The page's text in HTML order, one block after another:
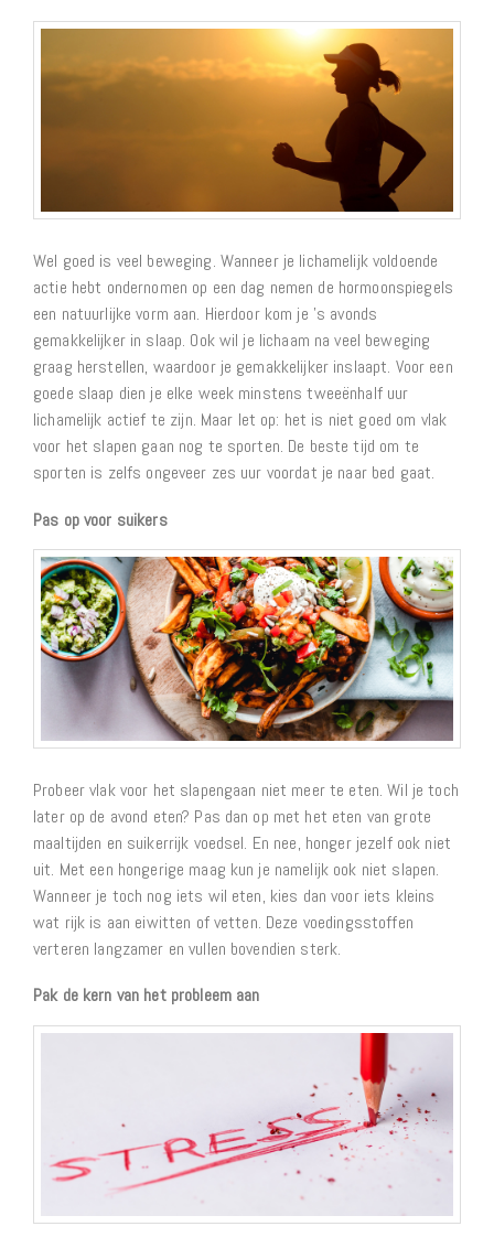
Wel goed is veel beweging. Wanneer je lichamelijk voldoende
actie hebt ondernomen op een dag nemen de hormoonspiegels
een natuurlijke vorm aan. Hierdoor kom je ’s avonds
gemakkelijker in slaap. Ook wil je lichaam na veel beweging
graag herstellen, waardoor je gemakkelijker inslaapt. Voor een
goede slaap dien je elke week minstens tweeënhalf uur
lichamelijk actief te zijn. Maar let op: het is niet goed om vlak
voor het slapen gaan nog te sporten. De beste tijd om te
sporten is zelfs ongeveer zes uur voordat je naar bed gaat.
Pas op voor suikers
Probeer vlak voor het slapengaan niet meer te eten. Wil je toch
later op de avond eten? Pas dan op met het eten van grote
maaltijden en suikerrijk voedsel. En nee, honger jezelf ook niet
uit. Met een hongerige maag kun je namelijk ook niet slapen.
Wanneer je toch nog iets wil eten, kies dan voor iets kleins
wat rijk is aan eiwitten of vetten. Deze voedingsstoffen
verteren langzamer en vullen bovendien sterk.
Pak de kern van het probleem aan